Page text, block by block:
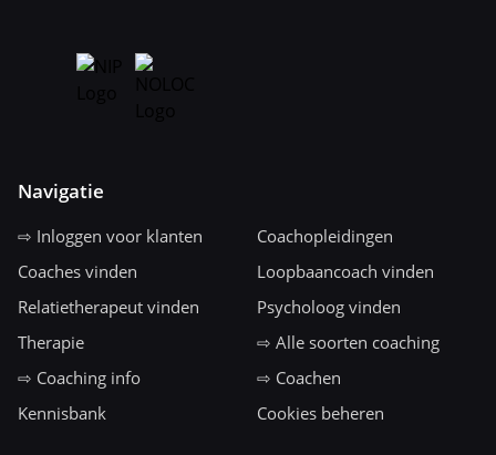
Navigatie
⇨ Inloggen voor klanten
Coachopleidingen
Coaches vinden
Loopbaancoach vinden
Relatietherapeut vinden
Psycholoog vinden
Therapie
⇨ Alle soorten coaching
⇨ Coaching info
⇨ Coachen
Kennisbank
Cookies beheren